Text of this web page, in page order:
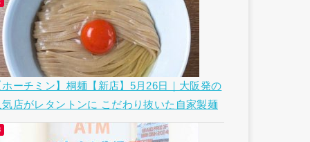
ホーチミン】桐麺【新店】5月26日｜大阪発の
気店がレタントンに こだわり抜いた自家製麺